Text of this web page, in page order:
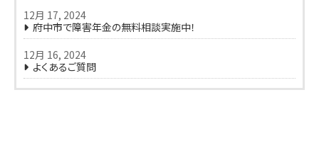
12月 17, 2024
府中市で障害年金の無料相談実施中！
12月 16, 2024
よくあるご質問